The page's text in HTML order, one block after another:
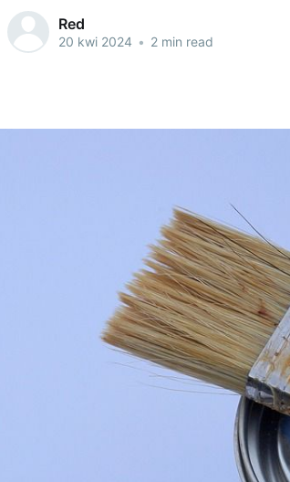
Red
20 kwi 2024 • 2 min read